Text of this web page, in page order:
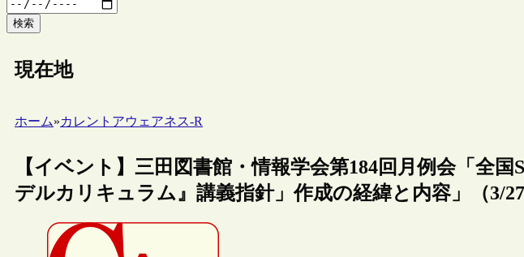
検索
現在地
ホーム»カレントアウェアネス-R
【イベント】三田図書館・情報学会第184回月例会「全
デルカリキュラム』講義指針」作成の経緯と内容」（3/